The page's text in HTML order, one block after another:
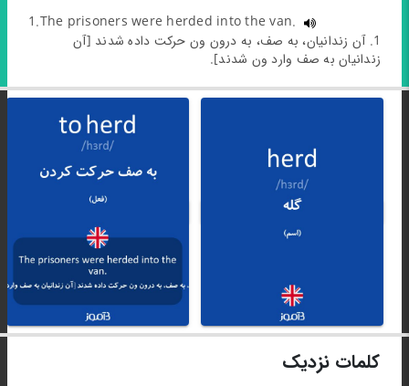
1.The prisoners were herded into the van.
1. آن زندانیان، به صف، به درون ون حرکت داده شدند [آن
زندانیان به صف وارد ون شدند].
کلمات نزدیک